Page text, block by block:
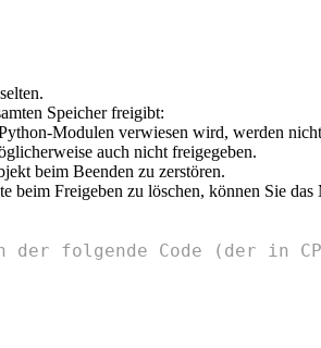
Speicher freigibt:
Modulen verwiesen wird, werden
auch nicht freigegeben.
beim Beenden zu zerstören.
beim Freigeben zu löschen, können Sie
der folgende Code (der in